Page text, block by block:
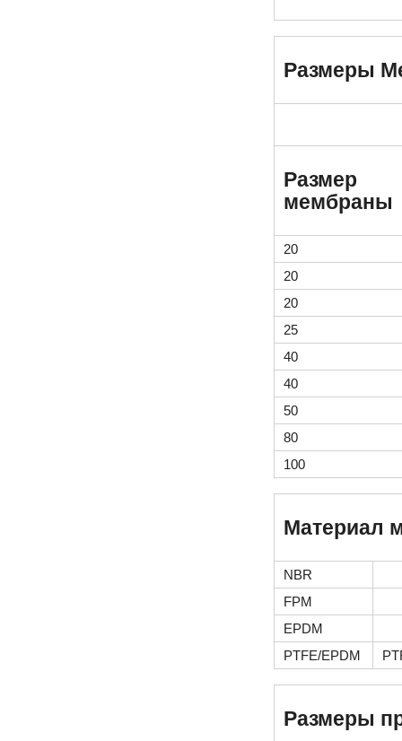
Размеры
Размер
мембраны
20
20
20
25
40
40
50
80
100
Материал
NBR
FPM
EPDM
PTFE/EPDM
Размеры